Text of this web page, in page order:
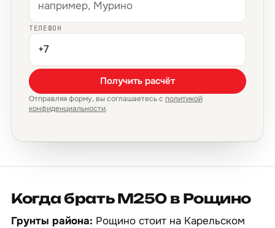
ТЕЛЕФОН
Получить расчёт
Отправляя форму, вы соглашаетесь с политикой
конфиденциальности.
Когда брать М250 в Рощино
Грунты района: Рощино стоит на Карельском